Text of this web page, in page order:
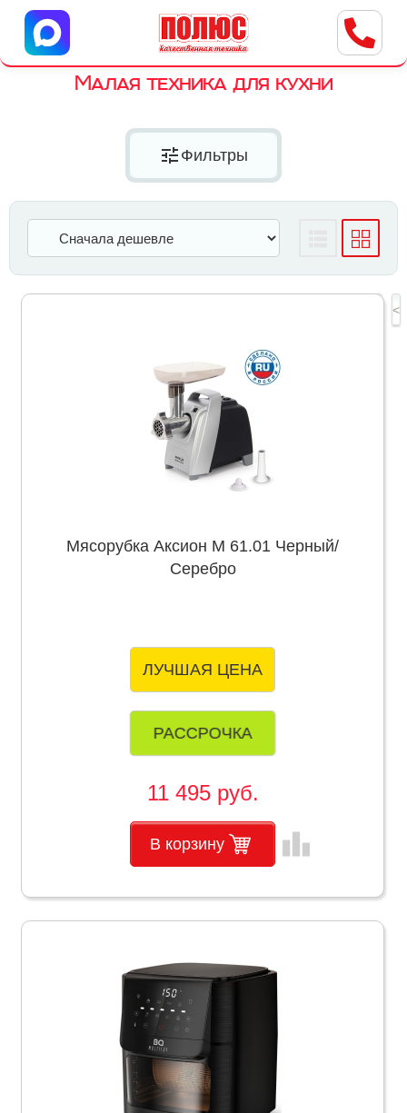
Центр бытовой техники
г. Ульяновск, ул. Пушкарева, 8a
Малая техника для кухни
tune Фильтры
Мясорубка Аксион М 61.01 Черный/
Серебро
ЛУЧШАЯ ЦЕНА
РАССРОЧКА
11 495 руб.
В корзину leaderboard
<